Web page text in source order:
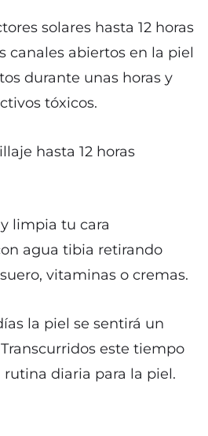
solares hasta 12 horas
canales abiertos en la piel
durante unas horas y
tóxicos.
hasta 12 horas
limpia tu cara
agua tibia retirando
vitaminas o cremas.
la piel se sentirá un
este tiempo
diaria para la piel.